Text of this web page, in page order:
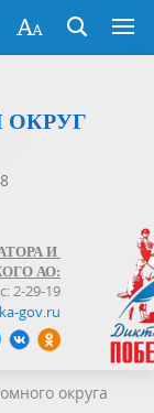
И
АО:
2-29-19
gov.ru
округа